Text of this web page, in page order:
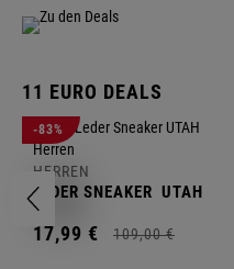
11 EURO DEALS
-83%
HERREN
LEDER SNEAKER UTAH
17,99 € 109,00 €